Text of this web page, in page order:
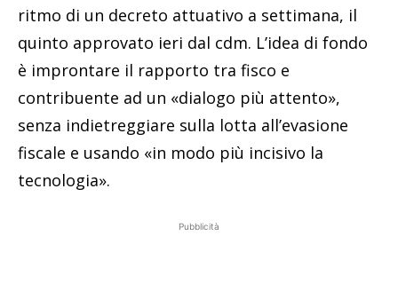
ritmo di un decreto attuativo a settimana, il
quinto approvato ieri dal cdm. L’idea di fondo
è improntare il rapporto tra fisco e
contribuente ad un «dialogo più attento»,
senza indietreggiare sulla lotta all’evasione
fiscale e usando «in modo più incisivo la
tecnologia».
Pubblicità